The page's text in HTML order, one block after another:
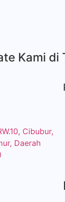
Kami di
Cibubur,
Daerah